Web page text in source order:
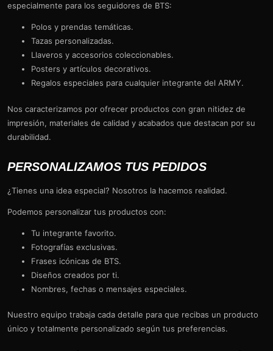
especialmente para los seguidores de BTS:
Polos y prendas temáticas.
Tazas personalizadas.
Llaveros y accesorios coleccionables.
Posters y artículos decorativos.
Regalos especiales para cualquier integrante del ARMY.
Nos caracterizamos por ofrecer productos con gran nitidez de
impresión, materiales de calidad y acabados que destacan por su
durabilidad.
PERSONALIZAMOS TUS PEDIDOS
¿Tienes una idea especial? Nosotros la hacemos realidad.
Podemos personalizar tus productos con:
Tu integrante favorito.
Fotografías exclusivas.
Frases icónicas de BTS.
Diseños creados por ti.
Nombres, fechas o mensajes especiales.
Nuestro equipo trabaja cada detalle para que recibas un producto
único y totalmente personalizado según tus preferencias.